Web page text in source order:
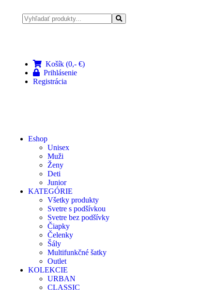
Košík (0,- €)
Prihlásenie
Registrácia
Eshop
Unisex
Muži
Ženy
Deti
Junior
KATEGÓRIE
Všetky produkty
Svetre s podšívkou
Svetre bez podšívky
Čiapky
Čelenky
Šály
Multifunkčné šatky
Outlet
KOLEKCIE
URBAN
CLASSIC